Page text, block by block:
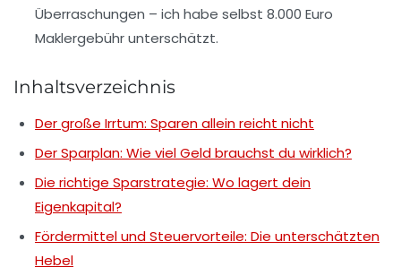
Überraschungen – ich habe selbst 8.000 Euro
Maklergebühr unterschätzt.
Inhaltsverzeichnis
Der große Irrtum: Sparen allein reicht nicht
Der Sparplan: Wie viel Geld brauchst du wirklich?
Die richtige Sparstrategie: Wo lagert dein
Eigenkapital?
Fördermittel und Steuervorteile: Die unterschätzten
Hebel